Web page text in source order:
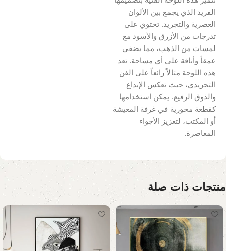
الفريد الذي يجمع بين الألوان
العصرية والتجريد. تحتوي على
تدرجات من الأزرق والأسود مع
لمسات من الذهب، مما يضفي
عمقاً وأناقة على أي مساحة. تعد
هذه اللوحة مثالاً رائعاً على الفن
التجريدي، حيث تعكس الإبداع
والذوق الرفيع. يمكن استخدامها
كقطعة محورية في غرفة المعيشة
أو المكتب، لتعزيز الأجواء
المعاصرة.
منتجات ذات صلة